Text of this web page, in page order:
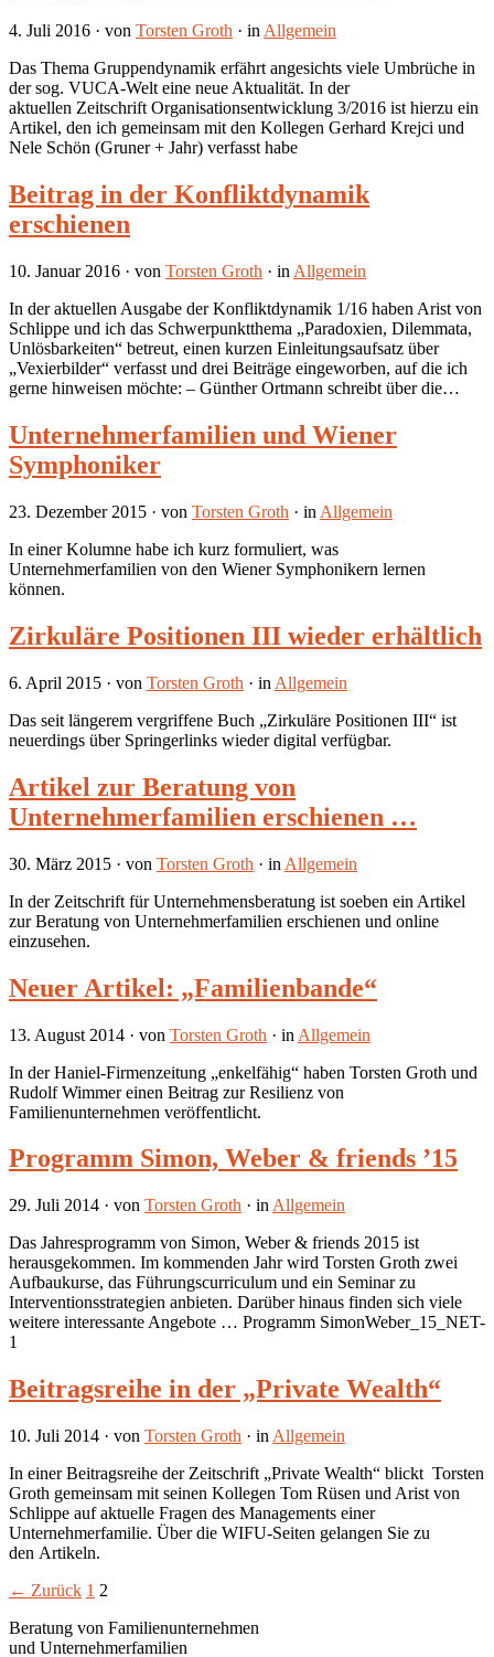
4. Juli 2016 · von Torsten Groth · inAllgemein
Das Thema Gruppendynamik erfährt angesichts viele Umbrüche in
der sog. VUCA-Welt eine neue Aktualität. In der
aktuellen Zeitschrift Organisationsentwicklung 3/2016 ist hierzu ein
Artikel, den ich gemeinsam mit den Kollegen Gerhard Krejci und
Nele Schön (Gruner + Jahr) verfasst habe
Beitrag in der Konfliktdynamik
erschienen
10. Januar 2016 · von Torsten Groth · in Allgemein
In der aktuellen Ausgabe der Konfliktdynamik 1/16 haben Arist von
Schlippe und ich das Schwerpunktthema „Paradoxien, Dilemmata,
Unlösbarkeiten“ betreut, einen kurzen Einleitungsaufsatz über
„Vexierbilder“ verfasst und drei Beiträge eingeworben, auf die ich
gerne hinweisen möchte: – Günther Ortmann schreibt über die…
Unternehmerfamilien und Wiener
Symphoniker
23. Dezember 2015 · von Torsten Groth · in Allgemein
In einer Kolumne habe ich kurz formuliert, was
Unternehmerfamilien von den Wiener Symphonikern lernen
können.
Zirkuläre Positionen III wieder erhältlich
6. April 2015 · von Torsten Groth · in Allgemein
Das seit längerem vergriffene Buch „Zirkuläre Positionen III“ ist
neuerdings über Springerlinks wieder digital verfügbar.
Artikel zur Beratung von
Unternehmerfamilien erschienen …
30. März 2015 · von Torsten Groth · in Allgemein
In der Zeitschrift für Unternehmensberatung ist soeben ein Artikel
zur Beratung von Unternehmerfamilien erschienen und online
einzusehen.
Neuer Artikel: „Familienbande“
13. August 2014 · von Torsten Groth · in Allgemein
In der Haniel-Firmenzeitung „enkelfähig“ haben Torsten Groth und
Rudolf Wimmer einen Beitrag zur Resilienz von
Familienunternehmen veröffentlicht.
Programm Simon, Weber & friends ’15
29. Juli 2014 · von Torsten Groth · in Allgemein
Das Jahresprogramm von Simon, Weber & friends 2015 ist
herausgekommen. Im kommenden Jahr wird Torsten Groth zwei
Aufbaukurse, das Führungscurriculum und ein Seminar zu
Interventionsstrategien anbieten. Darüber hinaus finden sich viele
weitere interessante Angebote … Programm SimonWeber_15_NET-
1
Beitragsreihe in der „Private Wealth“
10. Juli 2014 · von Torsten Groth · in Allgemein
In einer Beitragsreihe der Zeitschrift „Private Wealth“ blickt Torsten
Groth gemeinsam mit seinen Kollegen Tom Rüsen und Arist von
Schlippe auf aktuelle Fragen des Managements einer
Unternehmerfamilie. Über die WIFU-Seiten gelangen Sie zu
den Artikeln.
← Zurück 1 2
Beratung von Familienunternehmen
und Unternehmerfamilien